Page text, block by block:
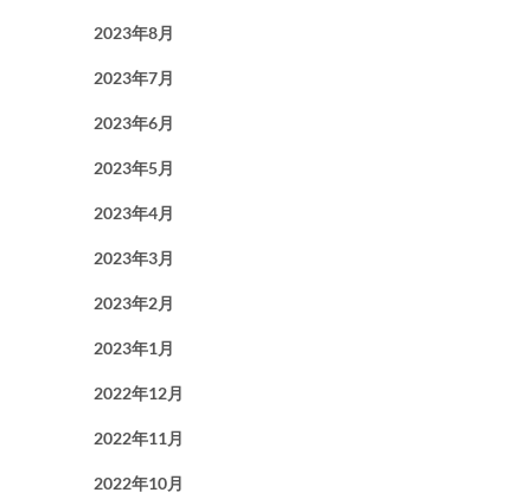
2023年8月
2023年7月
2023年6月
2023年5月
2023年4月
2023年3月
2023年2月
2023年1月
2022年12月
2022年11月
2022年10月